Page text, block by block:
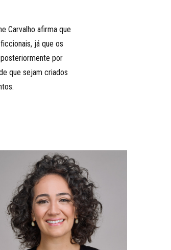
Carvalho afirma que
já que os
por
que sejam criados